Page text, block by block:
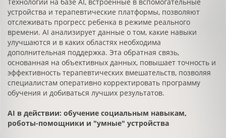
Технологии на базе AI, встроенные в вспомогательные
устройства и терапевтические платформы, позволяют
отслеживать прогресс ребенка в режиме реального
времени. AI анализирует данные о том, какие навыки
улучшаются и в каких областях необходима
дополнительная поддержка. Эта обратная связь,
основанная на объективных данных, повышает точность и
эффективность терапевтических вмешательств, позволяя
специалистам оперативно корректировать программу
обучения и добиваться лучших результатов.
AI в действии: обучение социальным навыкам,
роботы-помощники и "умные" устройства